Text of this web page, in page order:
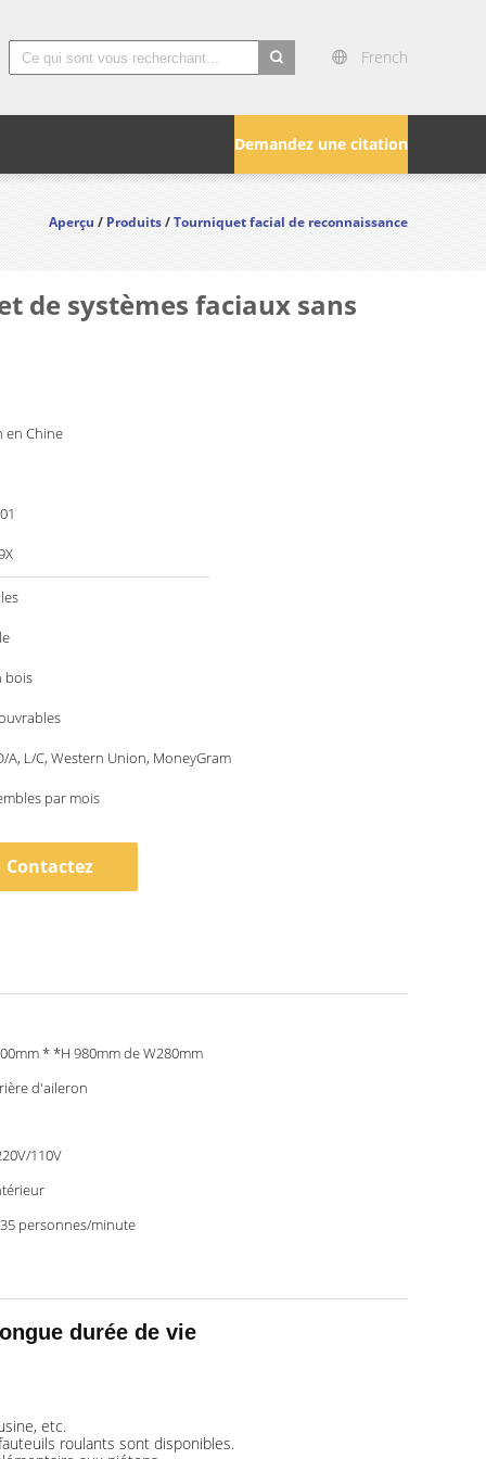
French
Demandez une citation
Aperçu/Produits/Tourniquet facial de reconnaissance
de systèmes faciaux sans
en Chine
bois
A, L/C, Western Union, MoneyGram
par mois
Contactez
* *H 980mm de W280mm
d'aileron
110V
personnes/minute
durée de vie
etc.
roulants sont disponibles.